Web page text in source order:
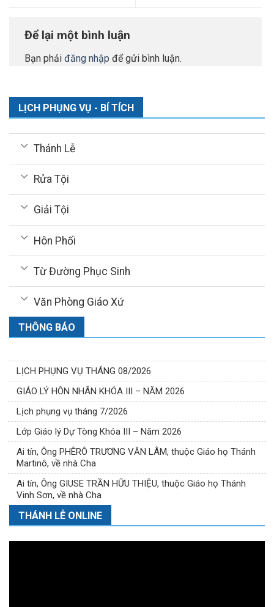
Để lại một bình luận
Bạn phải đăng nhập để gửi bình luận.
LỊCH PHỤNG VỤ - BÍ TÍCH
Thánh Lễ
Rửa Tội
Giải Tội
Hôn Phối
Từ Đường Phục Sinh
Văn Phòng Giáo Xứ
THÔNG BÁO
LỊCH PHỤNG VỤ THÁNG 08/2026
GIÁO LÝ HÔN NHÂN KHÓA III – NĂM 2026
Lịch phụng vụ tháng 7/2026
Lớp Giáo lý Dự Tòng Khóa III – Năm 2026
Ai tín, Ông PHÊRÔ TRƯƠNG VĂN LÂM, thuộc Giáo họ Thánh
Martinô, về nhà Cha
Ai tín, Ông GIUSE TRẦN HỮU THIỆU, thuộc Giáo họ Thánh
Vinh Sơn, về nhà Cha
THÁNH LỄ ONLINE